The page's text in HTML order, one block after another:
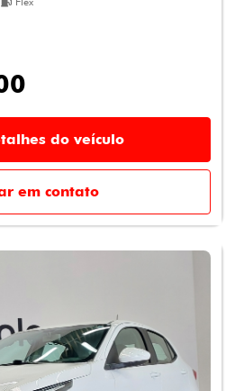
do veículo
em contato